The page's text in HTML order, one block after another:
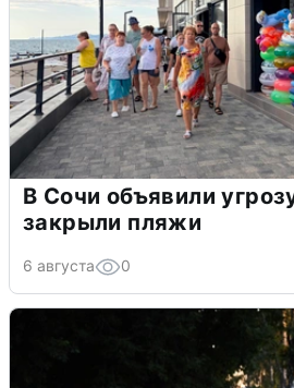
В Сочи объявили
закрыли пляжи
6 августа 0